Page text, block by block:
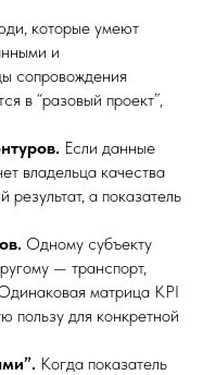
которые умеют
и
сопровождения
в “разовый проект”,
Если данные
владельца качества
а показатель
Одному субъекту
— транспорт,
матрица KPI
пользу для конкретной
Когда показатель